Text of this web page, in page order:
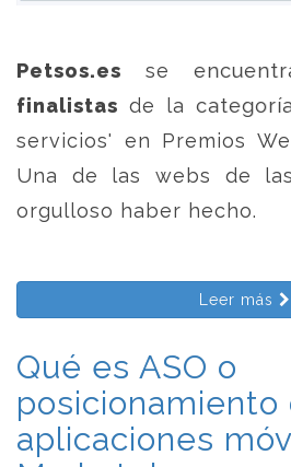
Petsos.es se
finalistas de la
servicios' en Premios
Una de las webs de
orgulloso haber hecho.
Leer más
Qué es ASO o
posicionamiento
aplicaciones